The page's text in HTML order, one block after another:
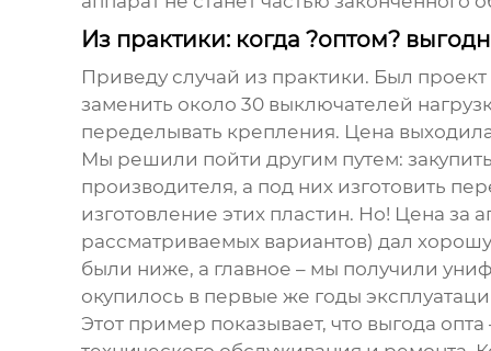
Из практики: когда ?оптом?
Приведу случай из практики. Был
заменить около 30 выключателей
переделывать крепления. Цена
Мы решили пойти другим путем:
производителя, а под них изготовить
изготовление этих пластин. Но! Цена за
рассматриваемых вариантов) дал
были ниже, а главное – мы получили
окупилось в первые же годы
Этот пример показывает, что выгода